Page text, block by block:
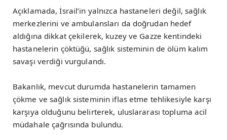
Açıklamada, İsrail’in yalnızca hastaneleri değil, sağlık
merkezlerini ve ambulansları da doğrudan hedef
aldığına dikkat çekilerek, kuzey ve Gazze kentindeki
hastanelerin çöktüğü, sağlık sisteminin de ölüm kalım
savaşı verdiği vurgulandı.
Bakanlık, mevcut durumda hastanelerin tamamen
çökme ve sağlık sisteminin iflas etme tehlikesiyle karşı
karşıya olduğunu belirterek, uluslararası topluma acil
müdahale çağrısında bulundu.